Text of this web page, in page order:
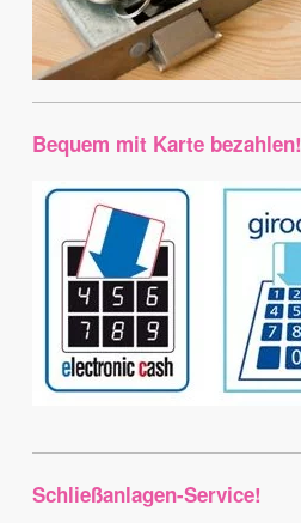
Bequem mit Karte bezahlen!
Schließanlagen-Service!